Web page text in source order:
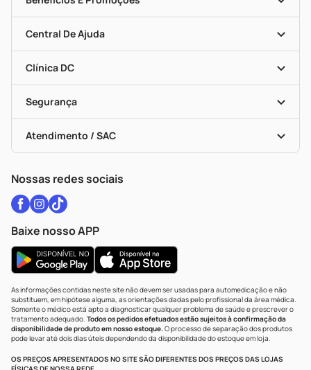
Seja Uma Loja Parceira
Mapa De Categorias
Clube DC
Convênios
Programa Popular Do Brasil
Encarte De Ofertas
Dermaclub
Cupons E Ofertas
Black Friday
Central De Ajuda
Entrega
Recompra Programada
Alomed
Formas De Pagamento
Troca E Devolução
Bulas De A A Z
Políticas De Marketplace
Clínica DC
Vacinas
Serviços Farmacêuticos
Testes Rápidos
Autoteste Covid-19
Vacinas
Segurança
Certificado De Segurança
Portal Da Privacidade
Atendimento / SAC
WhatsApp (47) 9202-1687
Nossas redes sociais
Baixe nosso APP
As informações contidas neste site não devem ser usadas para automedicação e não
substituem, em hipótese alguma, as orientações dadas pelo profissional da área médica.
Somente o médico está apto a diagnosticar qualquer problema de saúde e prescrever o
tratamento adequado. Todos os pedidos efetuados estão sujeitos à confirmação da
disponibilidade de produto em nosso estoque.O processo de separação dos produtos
pode levar até dois dias úteis dependendo da disponibilidade do estoque em loja.
OS PREÇOS APRESENTADOS NO SITE SÃO DIFERENTES DOS PREÇOS DAS LOJAS